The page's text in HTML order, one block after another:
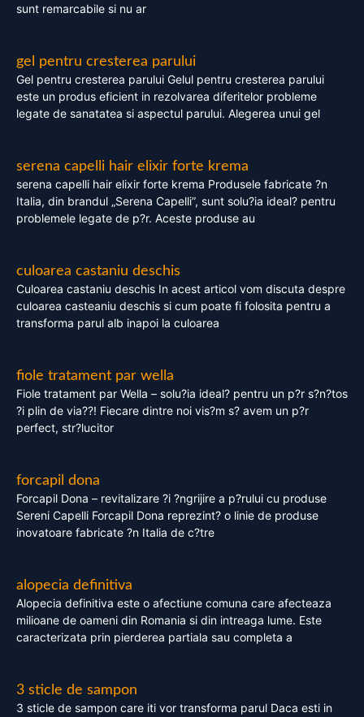
sunt remarcabile si nu ar
gel pentru cresterea parului
Gel pentru cresterea parului Gelul pentru cresterea parului
este un produs eficient in rezolvarea diferitelor probleme
legate de sanatatea si aspectul parului. Alegerea unui gel
serena capelli hair elixir forte krema
serena capelli hair elixir forte krema Produsele fabricate ?n
Italia, din brandul „Serena Capelli”, sunt solu?ia ideal? pentru
problemele legate de p?r. Aceste produse au
culoarea castaniu deschis
Culoarea castaniu deschis In acest articol vom discuta despre
culoarea casteaniu deschis si cum poate fi folosita pentru a
transforma parul alb inapoi la culoarea
fiole tratament par wella
Fiole tratament par Wella – solu?ia ideal? pentru un p?r s?n?tos
?i plin de via??! Fiecare dintre noi vis?m s? avem un p?r
perfect, str?lucitor
forcapil dona
Forcapil Dona – revitalizare ?i ?ngrijire a p?rului cu produse
Sereni Capelli Forcapil Dona reprezint? o linie de produse
inovatoare fabricate ?n Italia de c?tre
alopecia definitiva
Alopecia definitiva este o afectiune comuna care afecteaza
milioane de oameni din Romania si din intreaga lume. Este
caracterizata prin pierderea partiala sau completa a
3 sticle de sampon
3 sticle de sampon care iti vor transforma parul Daca esti in